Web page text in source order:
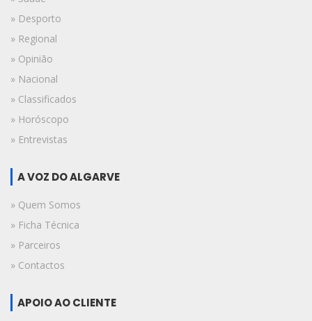
» Desporto
» Regional
» Opinião
» Nacional
» Classificados
» Horóscopo
» Entrevistas
A VOZ DO ALGARVE
» Quem Somos
» Ficha Técnica
» Parceiros
» Contactos
APOIO AO CLIENTE